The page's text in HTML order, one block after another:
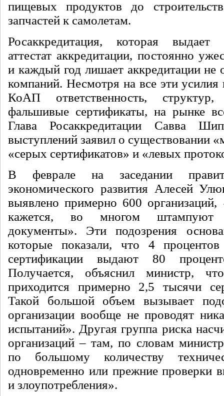
пищевых продуктов до
запчастей к самолетам.
Росаккредитация, которая выдает
аттестат аккредитации, постоянно
и каждый год лишает аккредитации не
компаний. Несмотря на все эти
КоАП ответственность,
фальшивые сертификаты, на рынке
Глава Росаккредитации Савва
выступлений заявил о существовании
«серых сертификатов» и «левых
В феврале на заседании
экономического развития Алесей
выявлено примерно 600
кажется, во многом штампуют
документы». Эти подозрения
которые показали, что 4
сертификации выдают 80
Получается, объяснил министр,
приходится примерно 2,5 тысячи
Такой большой объем вызывает
организации вообще не проводят
испытаний». Другая группа риска
организаций – там, по словам
по большому количеству
одновременно или прежние проверки
и злоупотребления».